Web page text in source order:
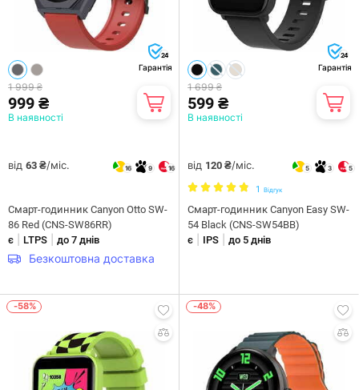
24
Гарантія
1 999 ₴
999 ₴
В наявності
від 63 ₴/міс. 16 9 16
Смарт-годинник Canyon Otto SW-
86 Red (CNS-SW86RR)
є
LTPS до 7 днів
Безкоштовна доставка
24
Гарантія
1 699 ₴
599 ₴
В наявності
від 120 ₴/міс. 5 3 5
1 Відгук
Смарт-годинник Canyon Easy SW-
54 Black (CNS-SW54BB)
є
IPS до 5 днів
-58% -48%